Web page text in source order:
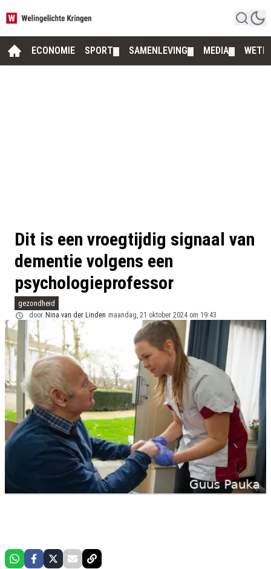
ECONOMIE SPORT SAMENLEVING MEDIA
Dit is een vroegtijdig signaal van
dementie volgens een
psychologieprofessor
gezondheid
door Nina van der Linden maandag, 21 oktober 2024 om 19:43